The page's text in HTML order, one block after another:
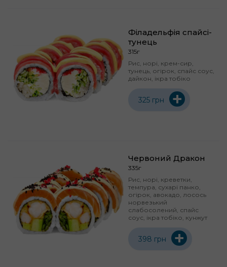
Філадельфія спайсі-
тунець
315г
Рис, норі, крем-сир,
тунець, огірок, спайс соус,
дайкон, ікра тобіко
325 грн +
Червоний Дракон
335г
Рис, норі, креветки,
темпура, сухарі панко,
огірок, авокадо, лосось
норвезький
слабосолений, спайс
соус, ікра тобіко, кунжут
398 грн +